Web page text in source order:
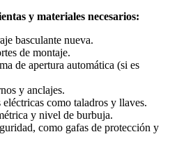
y materiales necesarios:
basculante nueva.
de montaje.
de apertura automática (si es
y anclajes.
eléctricas como taladros y llaves.
y nivel de burbuja.
como gafas de protección y